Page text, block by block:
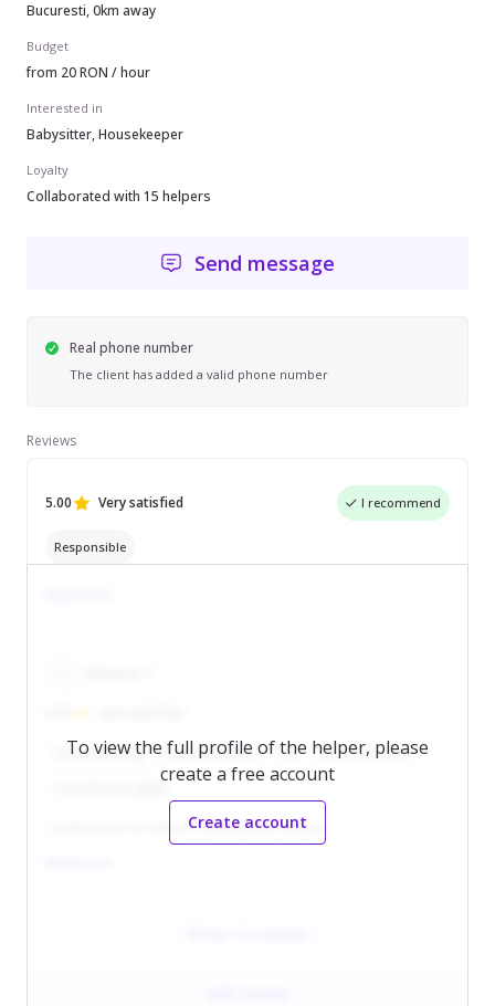
Bucuresti, 0km away
Budget
from 20 RON / hour
Interested in
Babysitter, Housekeeper
Loyalty
Collaborated with 15 helpers
Send message
Real phone number
The client has added a valid phone number
Reviews
To view the full profile of the helper, please
create a free account
Create account
5.00 Very satisfied I recommend
Responsible
Understanding Professionalism Fair Communicative
Colaborarea cu Helperz a fost foarte reușită.